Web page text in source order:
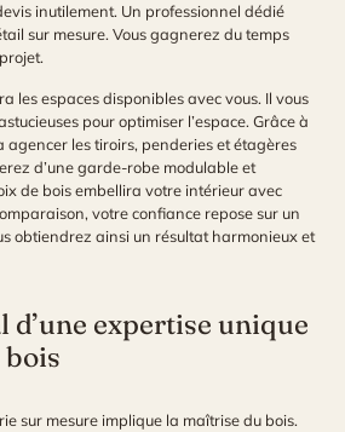
inutilement. Un professionnel dédié
sur mesure. Vous gagnerez du temps
les espaces disponibles avec vous. Il vous
pour optimiser l’espace. Grâce à
agencer les tiroirs, penderies et étagères
d’une garde-robe modulable et
de bois embellira votre intérieur avec
votre confiance repose sur un
obtiendrez ainsi un résultat harmonieux et
d’une expertise unique
bois
sur mesure implique la maîtrise du bois.